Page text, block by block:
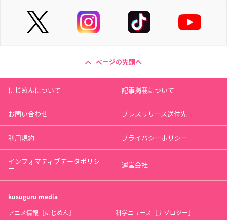
ページの先頭へ
にじめんについて 記事掲載について
お問い合わせ プレスリリース送付先
利用規約 プライバシーポリシー
インフォマティブデータポリシ
ー 運営会社
kusuguru media
アニメ情報［にじめん］ 科学ニュース［ナゾロジー］